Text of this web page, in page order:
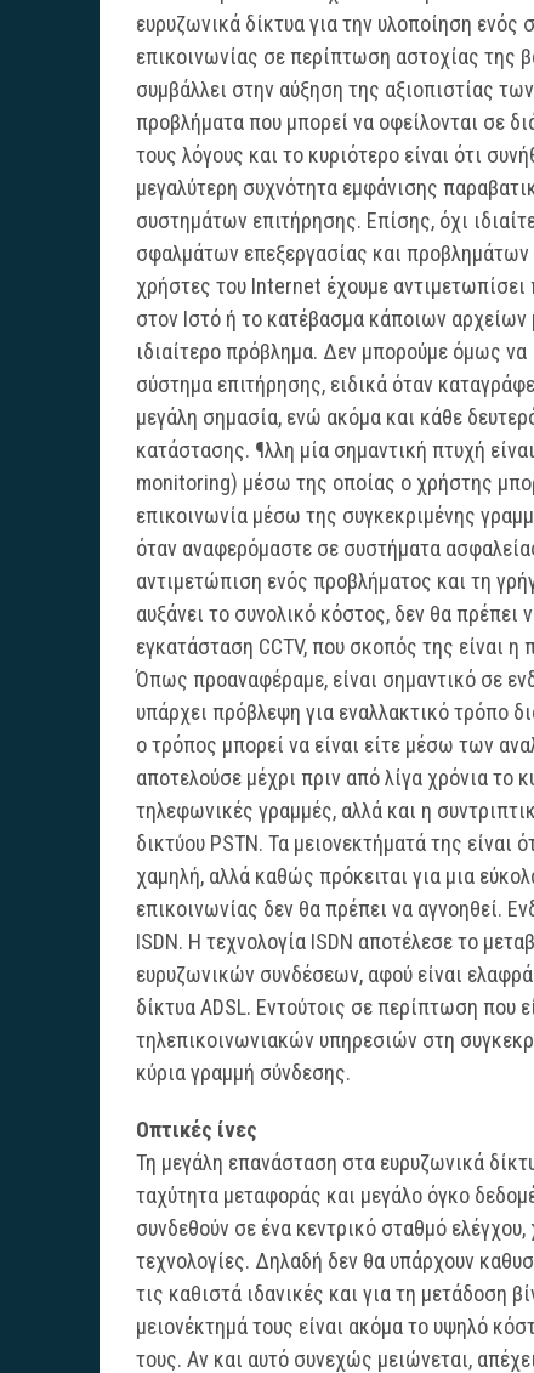
ευρυζωνικά δίκτυα για την υλοποίηση ενός
επικοινωνίας σε περίπτωση αστοχίας της
συμβάλλει στην αύξηση της αξιοπιστίας
προβλήματα που μπορεί να οφείλονται σε
τους λόγους και το κυριότερο είναι ότι
μεγαλύτερη συχνότητα εμφάνισης
συστημάτων επιτήρησης. Επίσης, όχι
σφαλμάτων επεξεργασίας και
χρήστες του Internet έχουμε
στον Ιστό ή το κατέβασμα κάποιων
ιδιαίτερο πρόβλημα. Δεν μπορούμε όμως
σύστημα επιτήρησης, ειδικά όταν
μεγάλη σημασία, ενώ ακόμα και κάθε
κατάστασης. ¶λλη μία σημαντική πτυχή
monitoring) μέσω της οποίας ο χρήστης
επικοινωνία μέσω της συγκεκριμένης
όταν αναφερόμαστε σε συστήματα
αντιμετώπιση ενός προβλήματος και τη
αυξάνει το συνολικό κόστος, δεν θα
εγκατάσταση CCTV, που σκοπός της είναι
Όπως προαναφέραμε, είναι σημαντικό σε
υπάρχει πρόβλεψη για εναλλακτικό τρόπο
ο τρόπος μπορεί να είναι είτε μέσω των
αποτελούσε μέχρι πριν από λίγα χρόνια το
τηλεφωνικές γραμμές, αλλά και η
δικτύου PSTN. Τα μειονεκτήματά της είναι
χαμηλή, αλλά καθώς πρόκειται για μια
επικοινωνίας δεν θα πρέπει να αγνοηθεί.
ISDN. H τεχνολογία ISDN αποτέλεσε το
ευρυζωνικών συνδέσεων, αφού είναι
δίκτυα ADSL. Εντούτοις σε περίπτωση που
τηλεπικοινωνιακών υπηρεσιών στη
κύρια γραμμή σύνδεσης.
Οπτικές ίνες
Τη μεγάλη επανάσταση στα ευρυζωνικά
ταχύτητα μεταφοράς και μεγάλο όγκο
συνδεθούν σε ένα κεντρικό σταθμό
τεχνολογίες. Δηλαδή δεν θα υπάρχουν
τις καθιστά ιδανικές και για τη μετάδοση
μειονέκτημά τους είναι ακόμα το υψηλό
τους. Αν και αυτό συνεχώς μειώνεται,